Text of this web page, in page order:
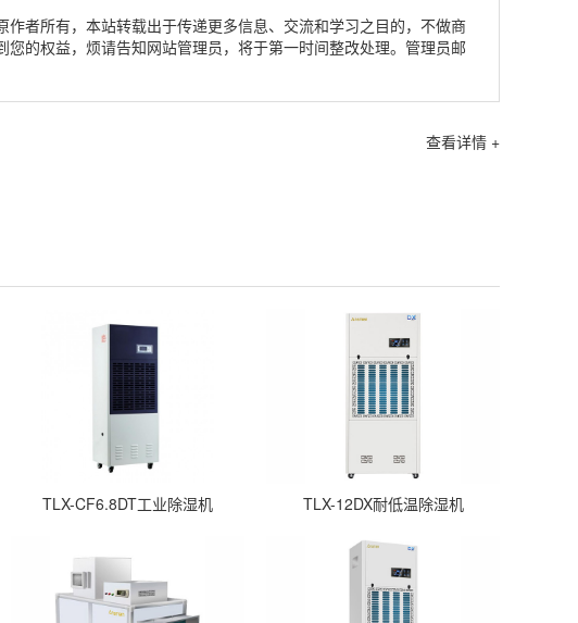
者所有，本站转载出于传递更多信息、交流和学习之目的，不做商
的权益，烦请告知网站管理员，将于第一时间整改处理。管理员邮
查看详情 +
TLX-CF6.8DT工业除湿机 TLX-12DX耐低温除湿机